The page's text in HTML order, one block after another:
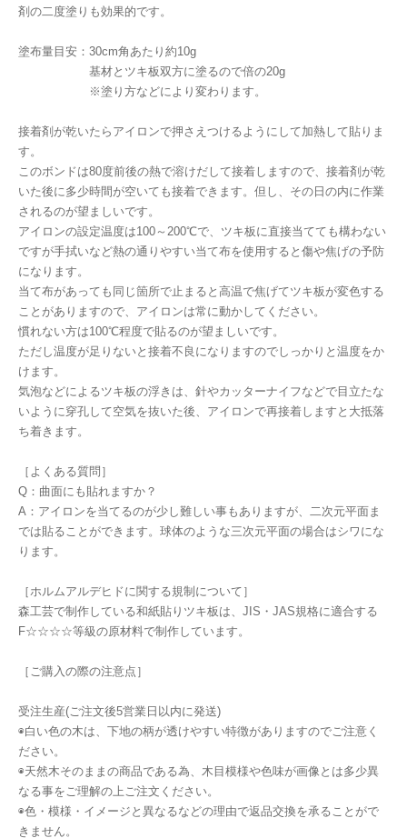
剤の二度塗りも効果的です。
塗布量目安：30cm角あたり約10g
基材とツキ板双方に塗るので倍の20g
※塗り方などにより変わります。
接着剤が乾いたらアイロンで押さえつけるようにして加熱して貼りま
す。
このボンドは80度前後の熱で溶けだして接着しますので、接着剤が乾
いた後に多少時間が空いても接着できます。但し、その日の内に作業
されるのが望ましいです。
アイロンの設定温度は100～200℃で、ツキ板に直接当てても構わない
ですが手拭いなど熱の通りやすい当て布を使用すると傷や焦げの予防
になります。
当て布があっても同じ箇所で止まると高温で焦げてツキ板が変色する
ことがありますので、アイロンは常に動かしてください。
慣れない方は100℃程度で貼るのが望ましいです。
ただし温度が足りないと接着不良になりますのでしっかりと温度をか
けます。
気泡などによるツキ板の浮きは、針やカッターナイフなどで目立たな
いように穿孔して空気を抜いた後、アイロンで再接着しますと大抵落
ち着きます。
［よくある質問］
Q：曲面にも貼れますか？
A：アイロンを当てるのが少し難しい事もありますが、二次元平面ま
では貼ることができます。球体のような三次元平面の場合はシワにな
ります。
［ホルムアルデヒドに関する規制について］
森工芸で制作している和紙貼りツキ板は、JIS・JAS規格に適合する
F☆☆☆☆等級の原材料で制作しています。
［ご購入の際の注意点］
受注生産(ご注文後5営業日以内に発送)
◉白い色の木は、下地の柄が透けやすい特徴がありますのでご注意く
ださい。
◉天然木そのままの商品である為、木目模様や色味が画像とは多少異
なる事をご理解の上ご注文ください。
◉色・模様・イメージと異なるなどの理由で返品交換を承ることがで
きません。